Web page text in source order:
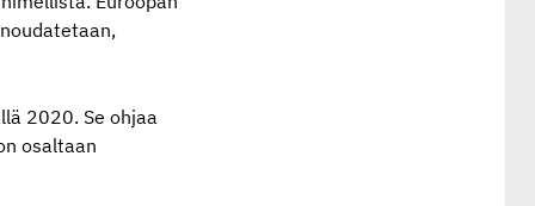
2020. Se ohjaa
osaltaan